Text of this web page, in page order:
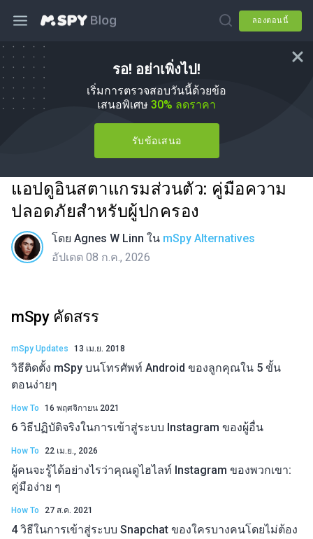
ลองตอนนี้
รอ! อย่าเพิ่งไป!
เริ่มการตรวจสอบวันนี้ด้วยข้อ
เสนอพิเศษ 30% ลดราคา
รับข้อเสนอ
แอปดูอินสตาแกรมส่วนตัว: คู่มือความ
ปลอดภัยสำหรับผู้ปกครอง
โดย Agnes W Linn ใน mSpy Alternatives
อัปเดต 08 ก.ค., 2026
mSpy คัดสรร
mSpy Updates 13 เม.ย. 2018
วิธีติดตั้ง mSpy บนโทรศัพท์ Android ของลูกคุณใน 5 ขั้น
ตอนง่ายๆ
How To 16 พฤศจิกายน 2021
6 วิธีปฏิบัติจริงในการเข้าสู่ระบบ Instagram ของผู้อื่น
How To 22 เม.ย., 2026
ผู้คนจะรู้ได้อย่างไรว่าคุณดูไฮไลท์ Instagram ของพวกเขา:
คู่มือง่าย ๆ
How To 27 ส.ค. 2021
4 วิธีในการเข้าสู่ระบบ Snapchat ของใครบางคนโดยไม่ต้อง